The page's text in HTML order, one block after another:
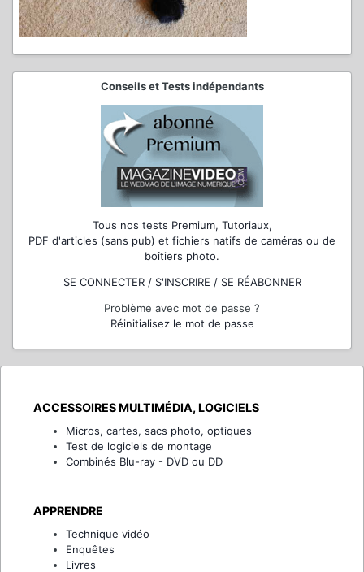
Conseils et Tests indépendants
Tous nos tests Premium, Tutoriaux,
PDF d'articles (sans pub) et fichiers natifs de caméras ou de
boîtiers photo.
SE CONNECTER / S'INSCRIRE / SE RÉABONNER
Problème avec mot de passe ?
Réinitialisez le mot de passe
ACCESSOIRES MULTIMÉDIA, LOGICIELS
Micros, cartes, sacs photo, optiques
Test de logiciels de montage
Combinés Blu-ray - DVD ou DD
APPRENDRE
Technique vidéo
Enquêtes
Livres